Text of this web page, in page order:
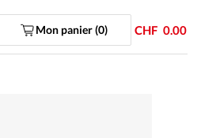
Mon panier (0) CHF 0.00